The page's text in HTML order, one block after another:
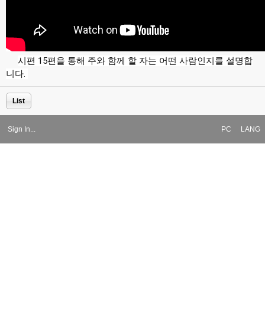
시편 15편을 통해 주와 함께 할 자는 어떤 사람인지를 설명합
니다.
List
Sign In... PC LANG